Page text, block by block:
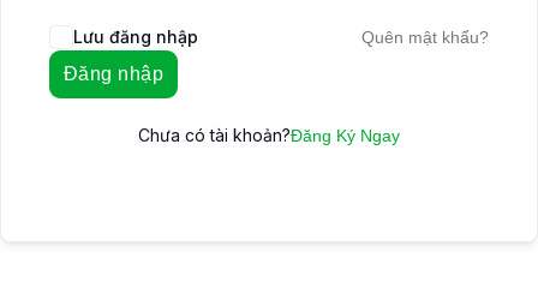
Lưu đăng nhập Quên mật khẩu?
Đăng nhập
Chưa có tài khoản?Đăng Ký Ngay